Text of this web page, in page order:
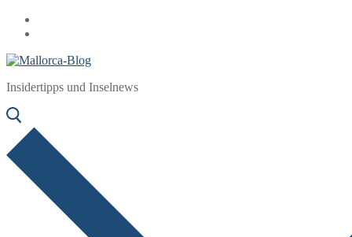
Zum
Inhalt
Menü
Schließen
Insidertipps und Inselnews